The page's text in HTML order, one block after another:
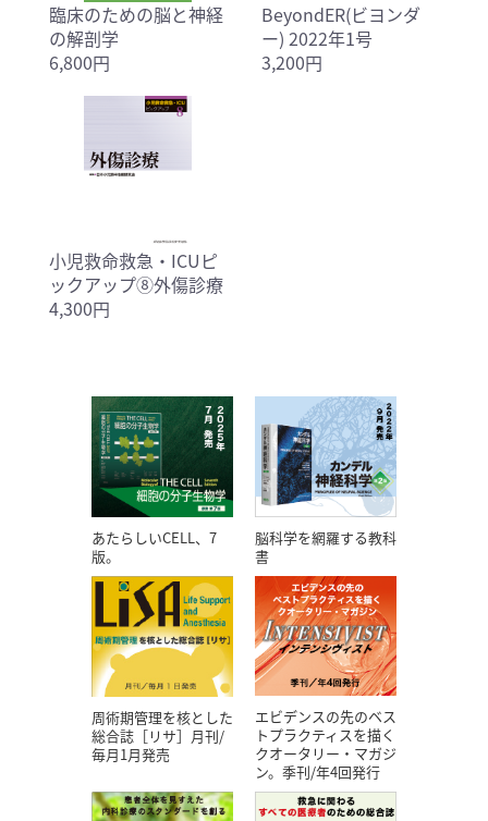
臨床のための脳と神経
の解剖学
6,800円
BeyondER(ビヨンダ
ー) 2022年1号
3,200円
小児救命救急・ICUピ
ックアップ⑧外傷診療
4,300円
あたらしいCELL、7
版。
脳科学を網羅する教科
書
周術期管理を核とした
総合誌［リサ］月刊/
毎月1月発売
エビデンスの先のベス
トプラクティスを描く
クオータリー・マガジ
ン。季刊/年4回発行